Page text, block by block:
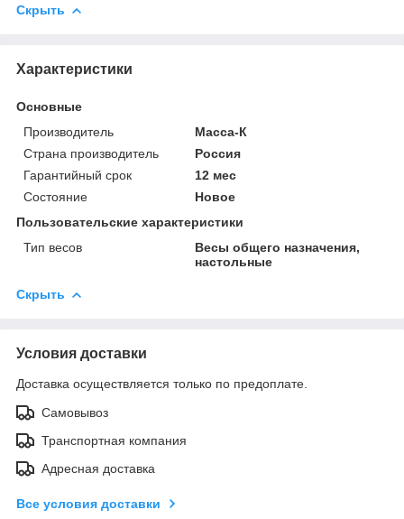
Скрыть
Характеристики
Основные
Производитель
Масса-К
Страна производитель
Россия
Гарантийный срок
12 мес
Состояние
Новое
Пользовательские характеристики
Тип весов
Весы общего назначения,
настольные
Скрыть
Условия доставки
Доставка осуществляется только по предоплате.
Самовывоз
Транспортная компания
Адресная доставка
Все условия доставки